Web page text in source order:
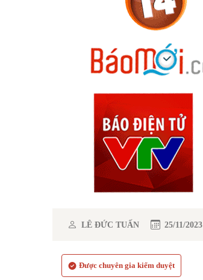
LÊ ĐỨC TUẤN 25/11/2023
Được chuyên gia kiểm duyệt